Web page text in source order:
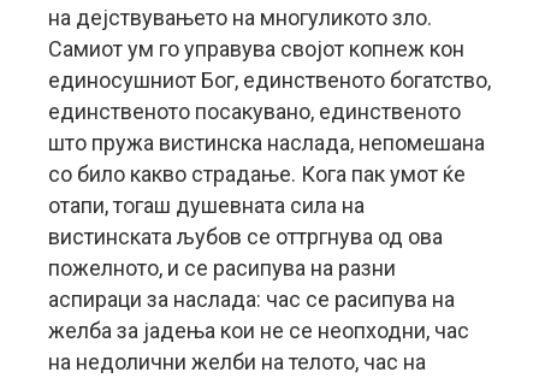
на дејствувањето на многуликото зло.
Самиот ум го управува својот копнеж кон
единосушниот Бог, единственото богатство,
единственото посакувано, единственото
што пружа вистинска наслада, непомешана
со било какво страдање. Кога пак умот ќе
отапи, тогаш душевната сила на
вистинската љубов се оттргнува од ова
пожелното, и се расипува на разни
аспираци за наслада: час се расипува на
желба за јадења кои не се неопходни, час
на недолични желби на телото, час на